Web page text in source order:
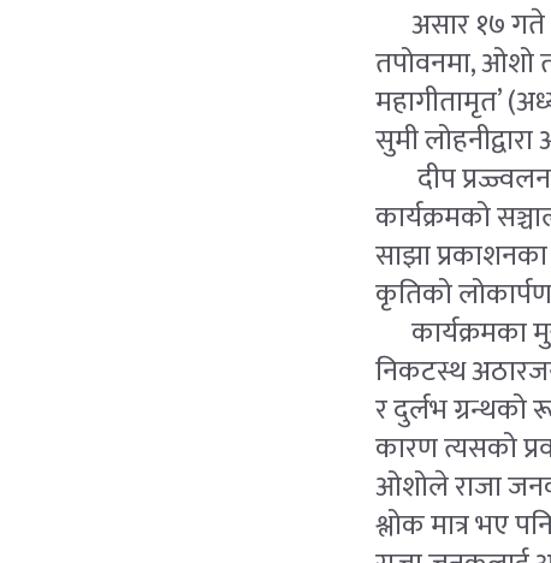
असार १७ गते
तपोवनमा, ओशो
महागीतामृत’
सुमी
दीप
कार्यक्रमको
साझा
कृतिको
कार्यक्रमका
निकटस्थ
र दुर्लभ ग्रन्थको
कारण त्यसको
ओशोले राजा
श्लोक मात्र भए